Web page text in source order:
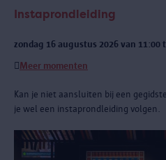
Instaprondleiding
zondag 16 augustus 2026 van 11:00
Meer momenten
Kan je niet aansluiten bij een
je wel een instaprondleiding volgen.